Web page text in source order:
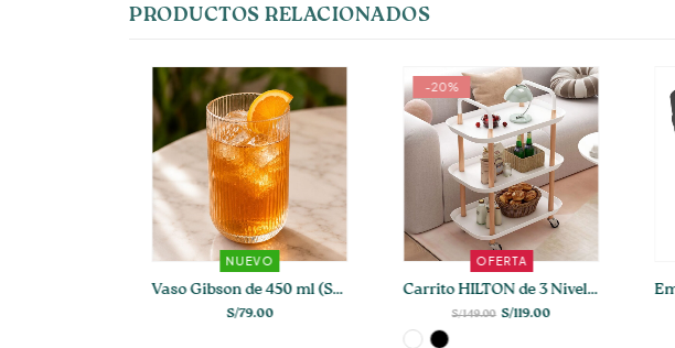
PRODUCTOS RELACIONADOS
NUEVO
Vaso Gibson de 450 ml (Set de 4-6)
S/79.00
-20%
OFERTA
Carrito HILTON de 3 Niveles
S/149.00 S/119.00